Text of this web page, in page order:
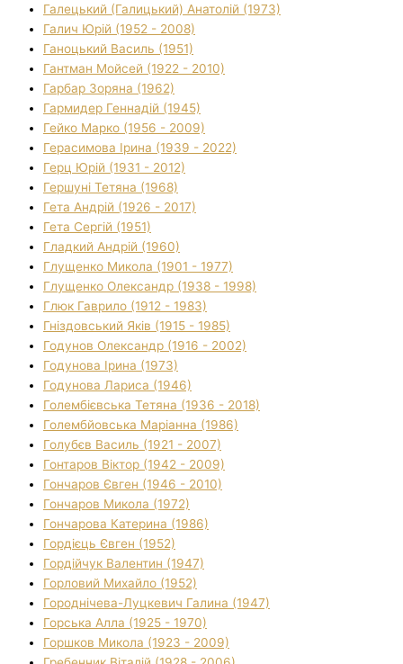
Галецький (Галицький) Анатолій (1973)
Галич Юрій (1952 - 2008)
Ганоцький Василь (1951)
Гантман Мойсей (1922 - 2010)
Гарбар Зоряна (1962)
Гармидер Геннадій (1945)
Гейко Марко (1956 - 2009)
Герасимова Ірина (1939 - 2022)
Герц Юрій (1931 - 2012)
Гершуні Тетяна (1968)
Гета Андрій (1926 - 2017)
Гета Сергій (1951)
Гладкий Андрій (1960)
Глущенко Микола (1901 - 1977)
Глущенко Олександр (1938 - 1998)
Глюк Гаврило (1912 - 1983)
Гніздовський Яків (1915 - 1985)
Годунов Олександр (1916 - 2002)
Годунова Ірина (1973)
Годунова Лариса (1946)
Голембієвська Тетяна (1936 - 2018)
Голембйовська Маріанна (1986)
Голубєв Василь (1921 - 2007)
Гонтаров Віктор (1942 - 2009)
Гончаров Євген (1946 - 2010)
Гончаров Микола (1972)
Гончарова Катерина (1986)
Гордієць Євген (1952)
Гордійчук Валентин (1947)
Горловий Михайло (1952)
Городнічева-Луцкевич Галина (1947)
Горська Алла (1925 - 1970)
Горшков Микола (1923 - 2009)